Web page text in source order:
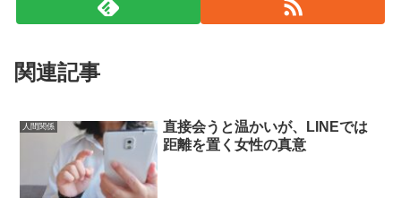
関連記事
人間関係
直接会うと温かいが、LINEでは
距離を置く女性の真意